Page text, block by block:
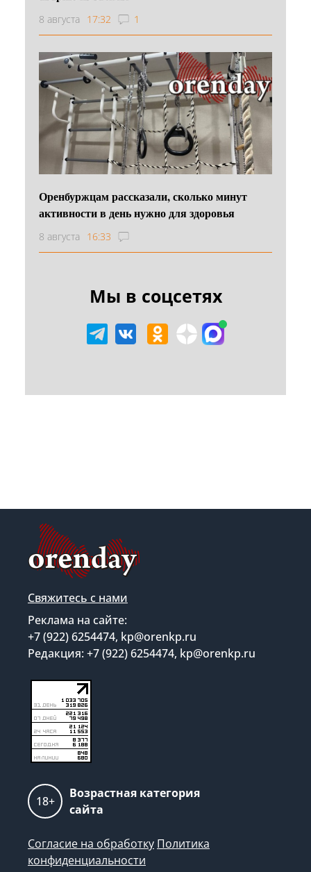
8 августа 17:32 1
Оренбуржцам рассказали, сколько минут
активности в день нужно для здоровья
8 августа 16:33
Мы в соцсетях
Свяжитесь с нами
Реклама на сайте:
+7 (922) 6254474, kp@orenkp.ru
Редакция: +7 (922) 6254474, kp@orenkp.ru
18+
Возрастная категория
сайта
Согласие на обработку Политика
конфиденциальности